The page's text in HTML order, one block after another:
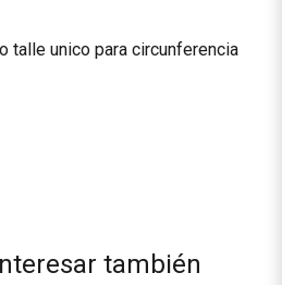
talle unico para circunferencia
también